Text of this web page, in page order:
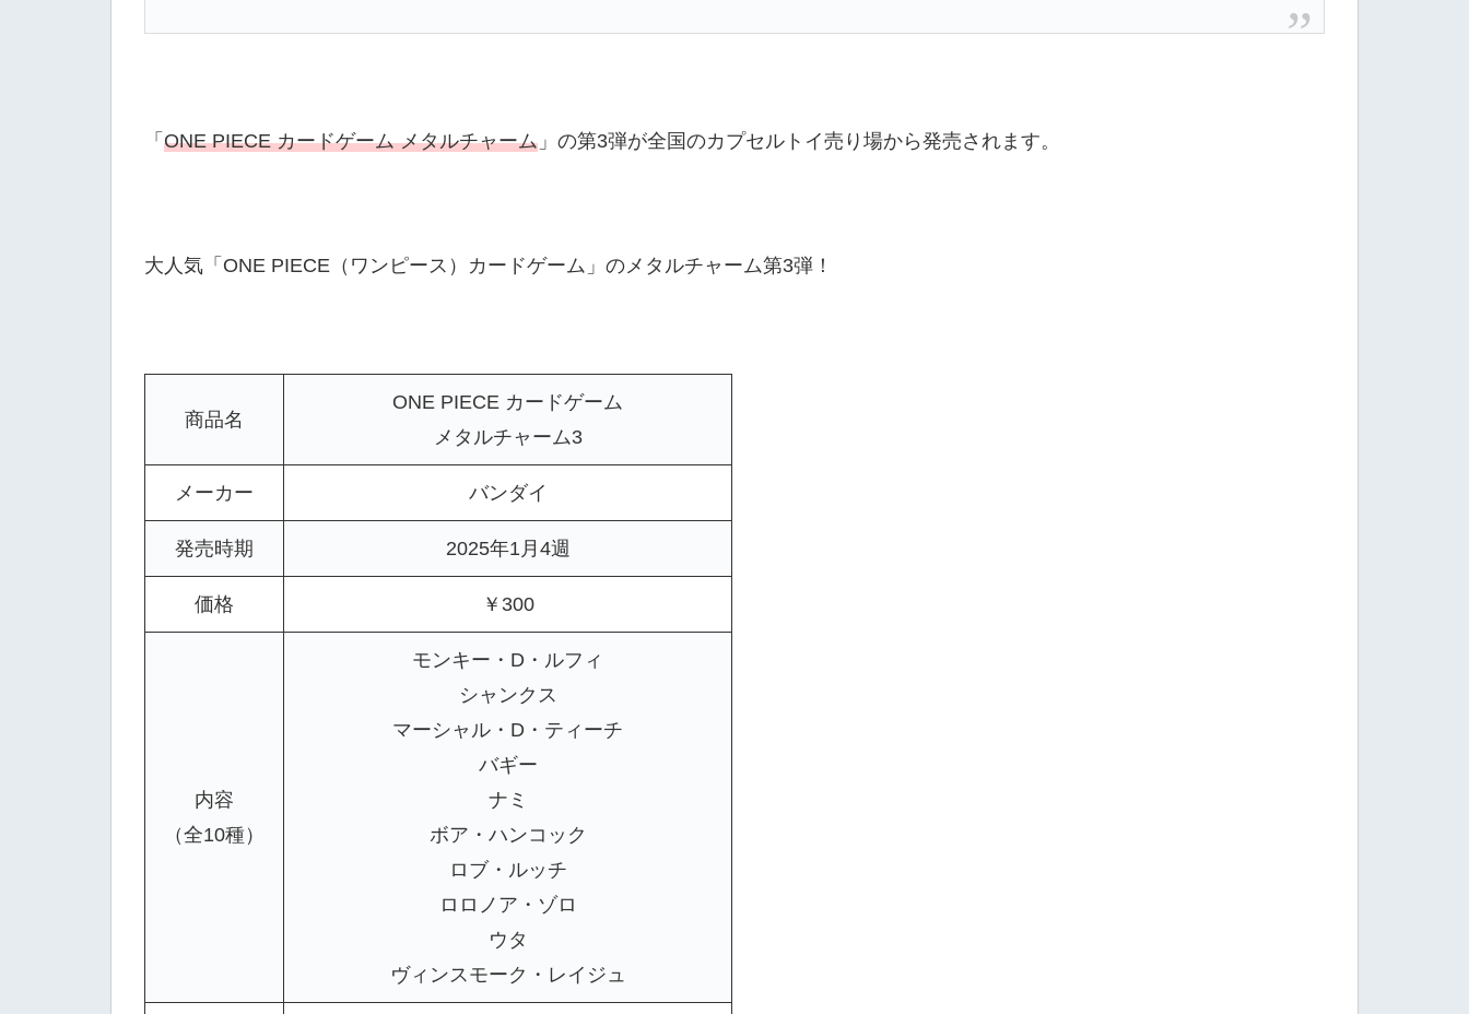
「 ONE PIECE カードゲーム メタルチャーム 」の第3弾が全国のカプセルトイ売り場から発売されます。
大人気「ONE PIECE（ワンピース）カードゲーム」のメタルチャーム第3弾！
商品名
ONE PIECE カードゲーム
メタルチャーム3
メーカー バンダイ
発売時期 2025年1月4週
価格 ￥300
内容
（全10種）
モンキー・D・ルフィ
シャンクス
マーシャル・D・ティーチ
バギー
ナミ
ボア・ハンコック
ロブ・ルッチ
ロロノア・ゾロ
ウタ
ヴィンスモーク・レイジュ